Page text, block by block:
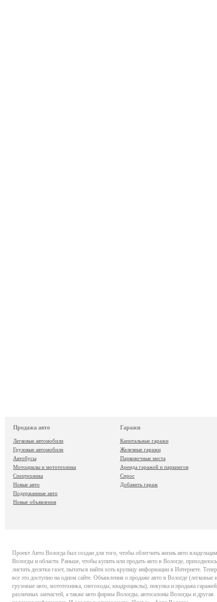
Продажа авто
Легковые автомобили
Грузовые автомобили
Автобусы
Мотоциклы и мототехника
Спецтехника
Новые авто
Подержанные авто
Новые объявления
Гаражи
Капитальные гаражи
Железные гаражи
Парковочные места
Аренда гаражей и паркингов
Спрос
Добавить гараж
Проект Авто Вологда был создан для того, чтобы облегчить жизнь авто владельцам
Вологды и области. Раньше, чтобы купить или продать авто в Вологде, приходилось
листать десятки газет, пытаться найти хоть крупицу информации в Интернете.
все это доступно на одном сайте. Объявления о продаже авто в Вологде (легковые и
грузовые авто, мототехника, снегоходы, квадроциклы), покупка и продажа
различных запчастей, а также авто фирмы Вологды, автосалоны Вологды и другая